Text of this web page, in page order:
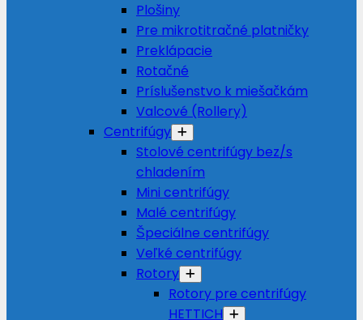
Plošiny
Pre mikrotitračné platničky
Preklápacie
Rotačné
Príslušenstvo k miešačkám
Valcové (Rollery)
Centrifúgy
Stolové centrifúgy bez/s
chladením
Mini centrifúgy
Malé centrifúgy
Špeciálne centrifúgy
Veľké centrifúgy
Rotory
Rotory pre centrifúgy
HETTICH